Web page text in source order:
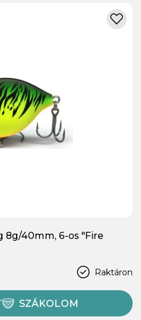
8g/40mm, 6-os "Fire
Raktáron
SZÁKOLOM